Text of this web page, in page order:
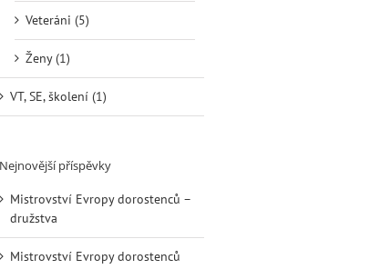
Veteráni (5)
Ženy (1)
VT, SE, školení (1)
Nejnovější příspěvky
Mistrovství Evropy dorostenců –
družstva
Mistrovství Evropy dorostenců